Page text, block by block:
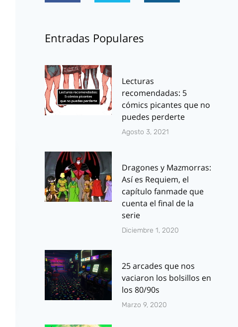
Entradas Populares
Lecturas
recomendadas: 5
cómics picantes que no
puedes perderte
Agosto 3, 2021
Dragones y Mazmorras:
Así es Requiem, el
capítulo fanmade que
cuenta el final de la
serie
Diciembre 1, 2020
25 arcades que nos
vaciaron los bolsillos en
los 80/90s
Marzo 9, 2020